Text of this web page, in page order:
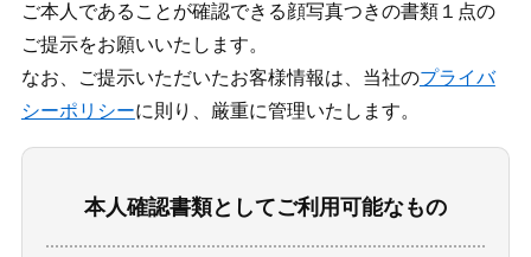
ご本人であることが確認できる顔写真つきの書類１点の
ご提示をお願いいたします。
なお、ご提示いただいたお客様情報は、当社のプライバ
シーポリシーに則り、厳重に管理いたします。
本人確認書類としてご利用可能なもの